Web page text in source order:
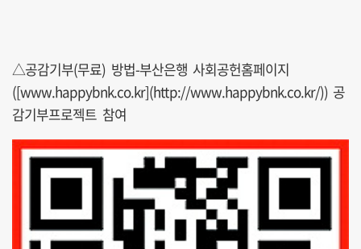
△공감기부(무료) 방법-부산은행 사회공헌홈페이지
([www.happybnk.co.kr](http://www.happybnk.co.kr/)) 공
감기부프로젝트 참여